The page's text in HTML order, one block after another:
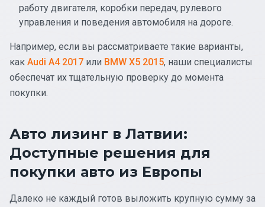
работу двигателя, коробки передач, рулевого
управления и поведения автомобиля на дороге.
Например, если вы рассматриваете такие варианты,
как Audi A4 2017 или BMW X5 2015, наши специалисты
обеспечат их тщательную проверку до момента
покупки.
Авто лизинг в Латвии:
Доступные решения для
покупки авто из Европы
Далеко не каждый готов выложить крупную сумму за